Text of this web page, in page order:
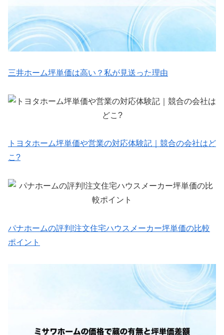
三井ホーム坪単価は高い？私が見送った理由
トヨタホーム坪単価や営業の対応体験記｜競合の会社はど
こ?
パナホームの評判!注文住宅ハウスメーカー坪単価の比較
ポイント